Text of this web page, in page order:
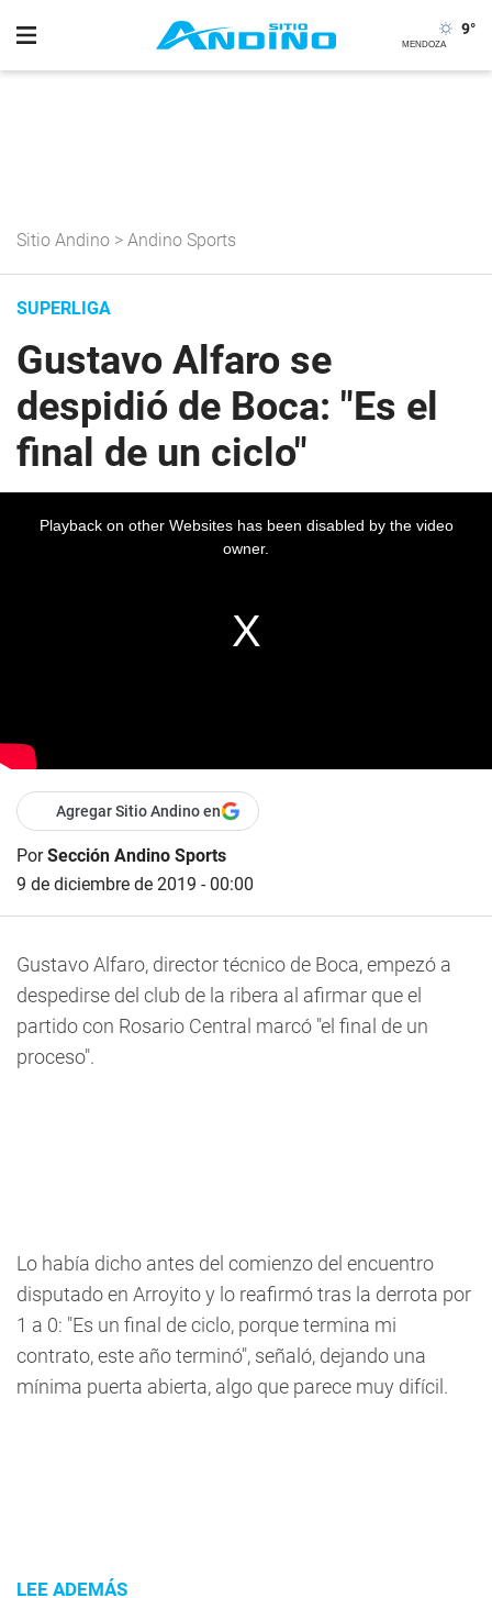
9°
Sitio Andino > Andino Sports
SUPERLIGA
Gustavo Alfaro se
despidió de Boca: "Es el
final de un ciclo"
Playback on other Websites has been disabled by the video
owner.
Agregar Sitio Andino en
PorSección Andino Sports
9 de diciembre de 2019 - 00:00
Gustavo Alfaro, director técnico de Boca, empezó a
despedirse del club de la ribera al afirmar que el
partido con Rosario Central marcó "el final de un
proceso".
Lo había dicho antes del comienzo del encuentro
disputado en Arroyito y lo reafirmó tras la derrota por
1 a 0: "Es un final de ciclo, porque termina mi
contrato, este año terminó", señaló, dejando una
mínima puerta abierta, algo que parece muy difícil.
LEE ADEMÁS